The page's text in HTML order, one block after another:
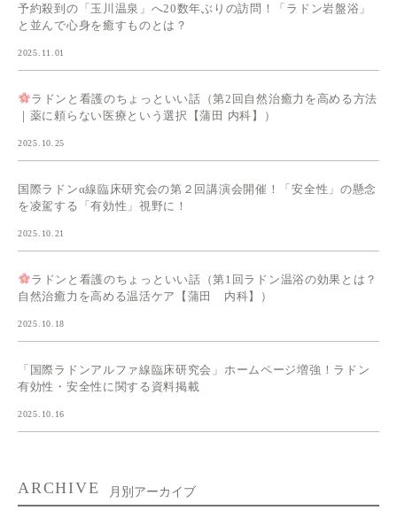
予約殺到の「玉川温泉」へ20数年ぶりの訪問！「ラドン岩盤浴」
と並んで心身を癒すものとは？
2025.11.01
ラドンと看護のちょっといい話（第2回自然治癒力を高める方法
｜薬に頼らない医療という選択【蒲田 内科】）
2025.10.25
国際ラドンα線臨床研究会の第２回講演会開催！「安全性」の懸念
を凌駕する「有効性」視野に！
2025.10.21
ラドンと看護のちょっといい話（第1回ラドン温浴の効果とは？
自然治癒力を高める温活ケア【蒲田 内科】）
2025.10.18
「国際ラドンアルファ線臨床研究会」ホームページ増強！ラドン
有効性・安全性に関する資料掲載
2025.10.16
ARCHIVE 月別アーカイブ